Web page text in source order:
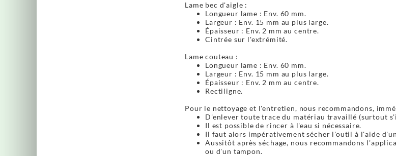
Lame bec d'aigle :
Longueur lame : Env. 60 mm.
Largeur : Env. 15 mm au plus large.
Épaisseur : Env. 2 mm au centre.
Cintrée sur l'extrémité.
Lame couteau :
Longueur lame : Env. 60 mm.
Largeur : Env. 15 mm au plus large.
Épaisseur : Env. 2 mm au centre.
Rectiligne.
Pour le nettoyage et l'entretien, nous recommandons,
D'enlever toute trace du matériau travaillé (surtout
Il est possible de rincer à l'eau si nécessaire.
Il faut alors impérativement sécher l'outil à l'aide
Aussitôt après séchage, nous recommandons
ou d'un tampon.